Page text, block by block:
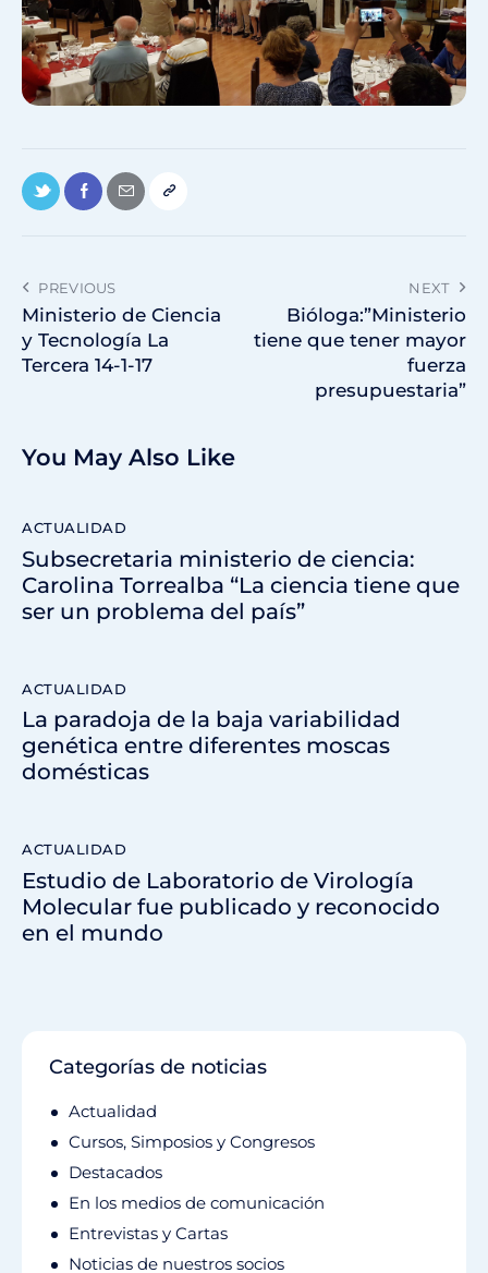
PREVIOUS
Ministerio de Ciencia
y Tecnología La
Tercera 14-1-17
NEXT
Bióloga:”Ministerio
tiene que tener mayor
fuerza
presupuestaria”
You May Also Like
ACTUALIDAD
Subsecretaria ministerio de ciencia:
Carolina Torrealba “La ciencia tiene que
ser un problema del país”
ACTUALIDAD
La paradoja de la baja variabilidad
genética entre diferentes moscas
domésticas
ACTUALIDAD
Estudio de Laboratorio de Virología
Molecular fue publicado y reconocido
en el mundo
Categorías de noticias
Actualidad
Cursos, Simposios y Congresos
Destacados
En los medios de comunicación
Entrevistas y Cartas
Noticias de nuestros socios